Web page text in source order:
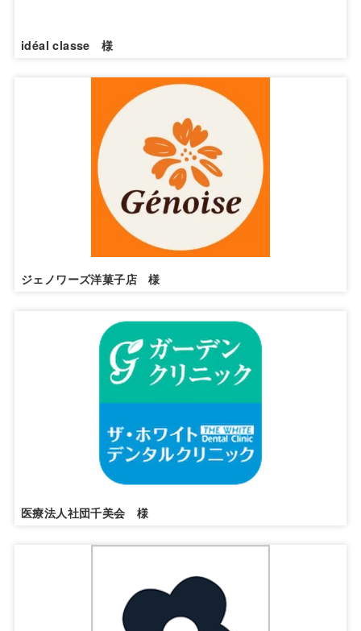
idéal classe 様
ジェノワーズ洋菓子店 様
医療法人社団千美会 様